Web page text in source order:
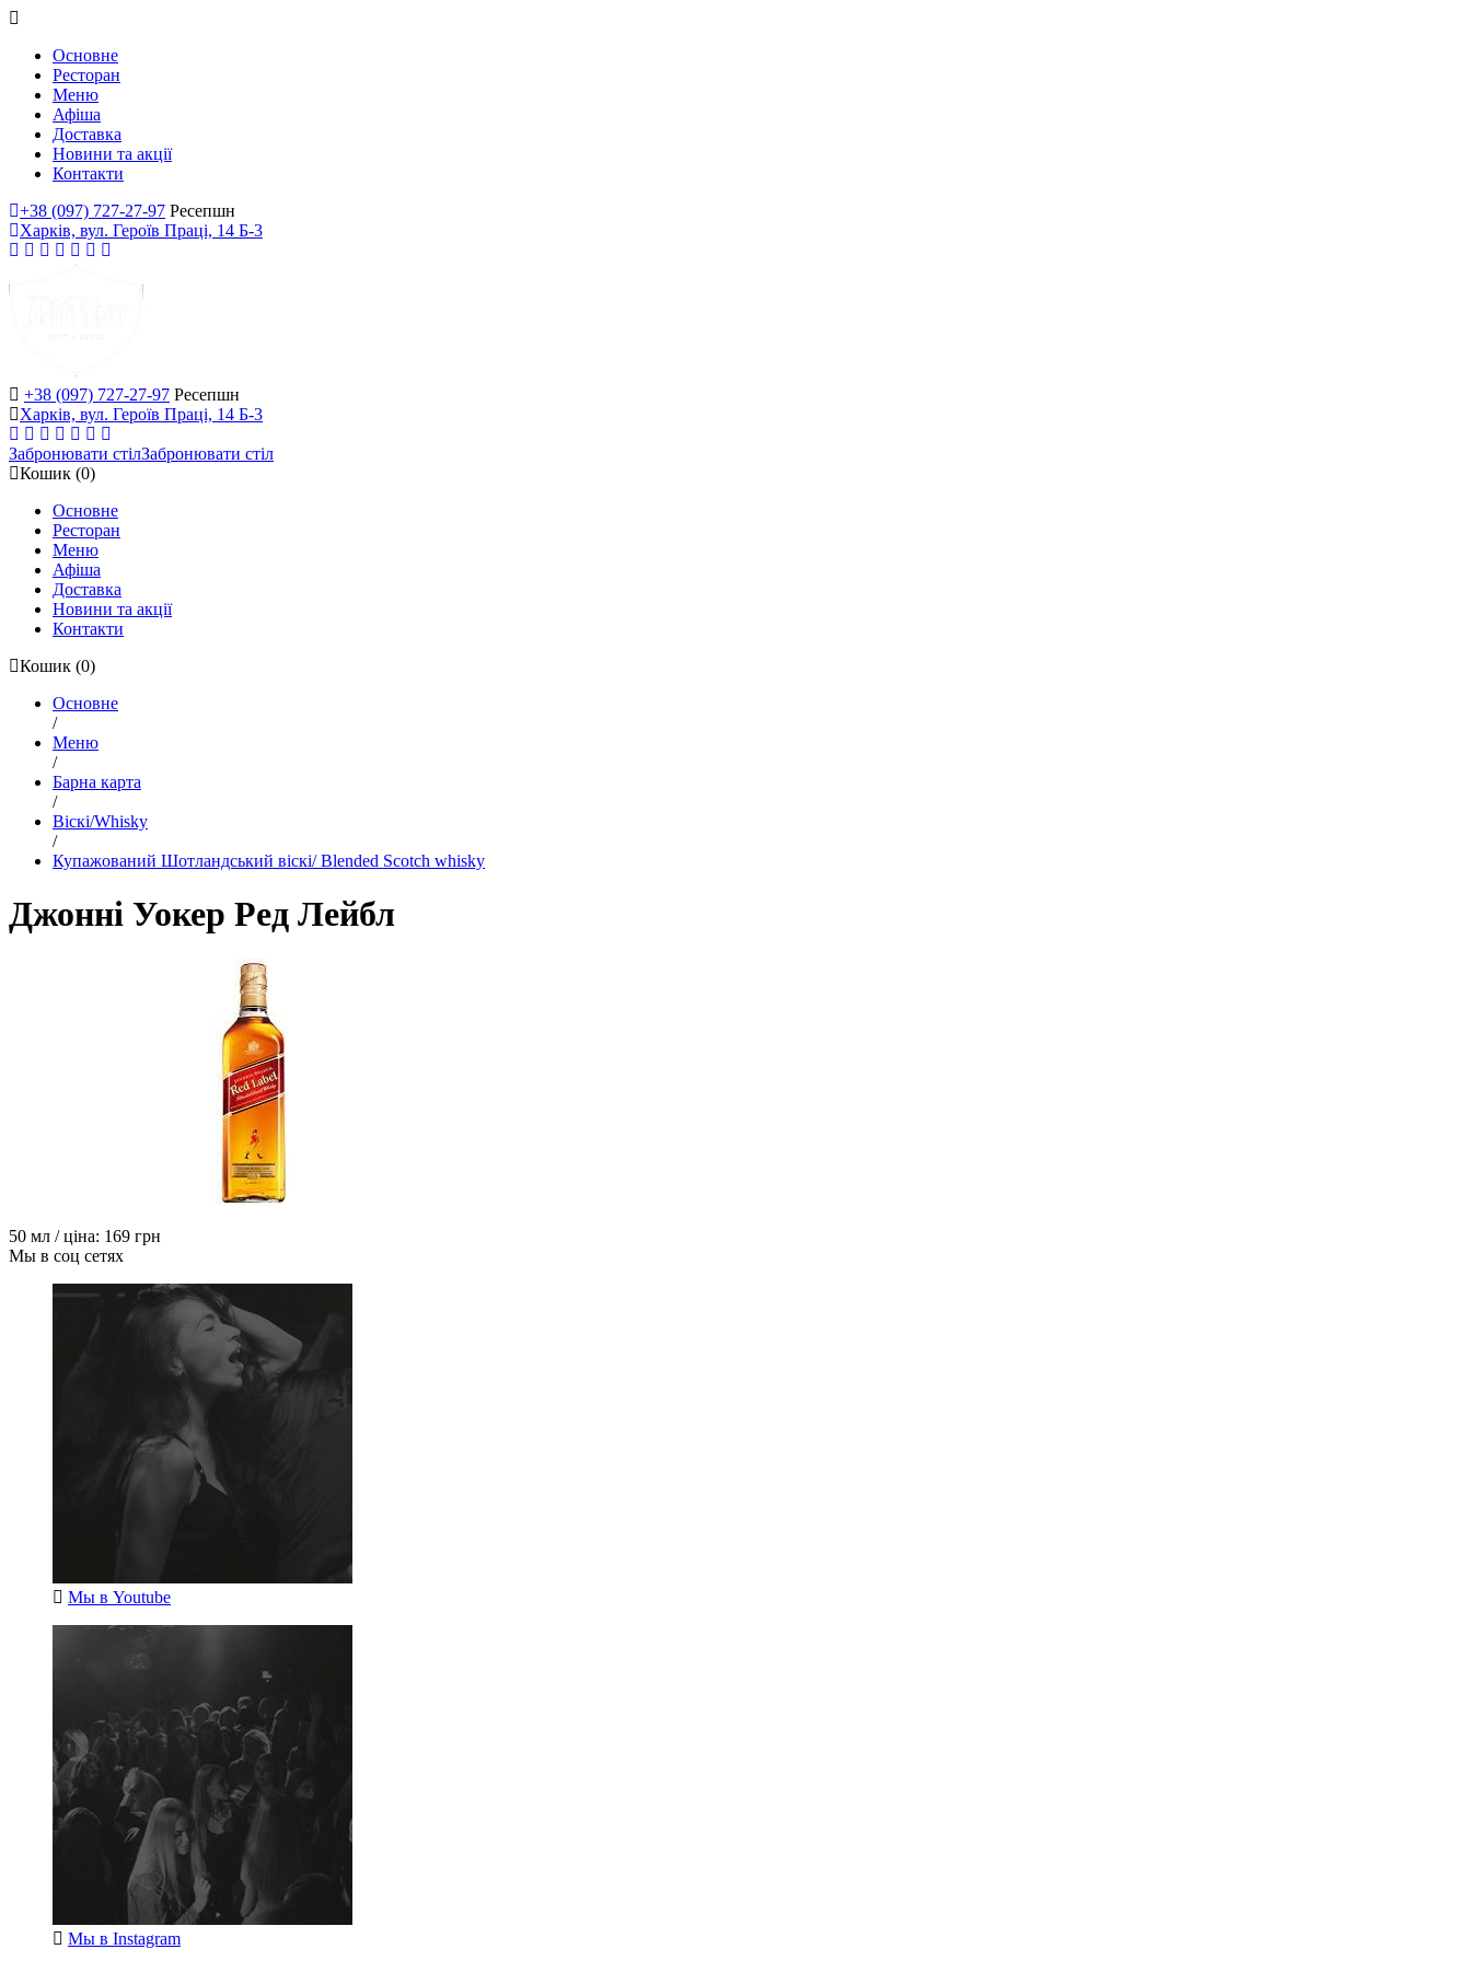
Основне
Ресторан
Меню
Афіша
Доставка
Новини та акції
Контакти
+38 (097) 727-27-97 Ресепшн
Харків, вул. Героїв Праці, 14 Б-3
+38 (097) 727-27-97 Ресепшн
Харків, вул. Героїв Праці, 14 Б-3
Забронювати стілЗабронювати стіл
Кошик (0)
Основне
Ресторан
Меню
Афіша
Доставка
Новини та акції
Контакти
Кошик (0)
Основне
/
Меню
/
Барна карта
/
Віскі/Whisky
/
Купажований Шотландський віскі/ Blended Scotch whisky
Джонні Уокер Ред Лейбл
50 мл / ціна: 169 грн
Мы в соц сетях
Мы в Youtube
Мы в Instagram